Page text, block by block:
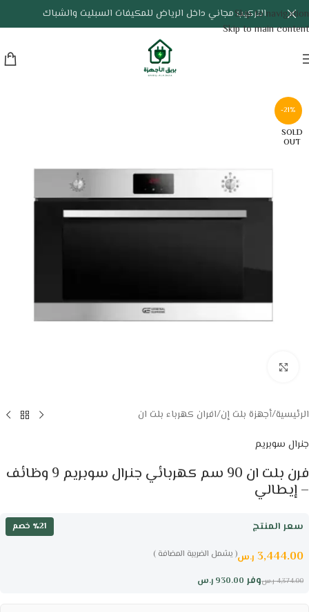
Skip to navigation
Skip to main content
التركيب مجاني داخل الرياض للمكيفات السبليت والشباك
-21%
SOLD
OUT
الرئيسية/أجهزة بلت إن/افران كهرباء بلت ان
جنرال سوبريم
فرن بلت ان 90 سم كهربائي جنرال سوبريم 9 وظائف
– إيطالي
سعر المنتج ٪21 خصم
( يشمل الضريبة المضافة ) 3,444.00 ر.س
وفر 930.00 ر.س 4,374.00 ر.س